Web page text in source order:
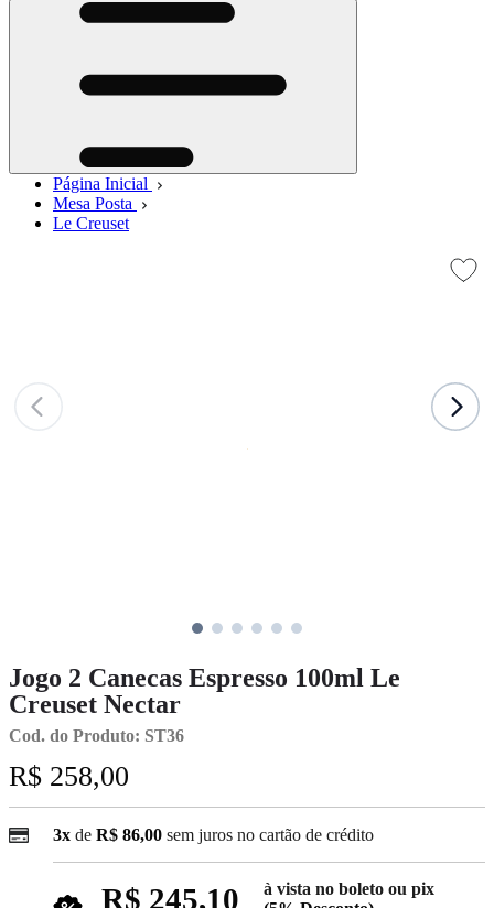
Página Inicial
Mesa Posta
Le Creuset
Jogo 2 Canecas Espresso 100ml Le
Creuset Nectar
Cod. do Produto: ST36
R$ 258,00
3x de R$ 86,00 sem juros no cartão de crédito
R$ 245,10
à vista no boleto ou pix